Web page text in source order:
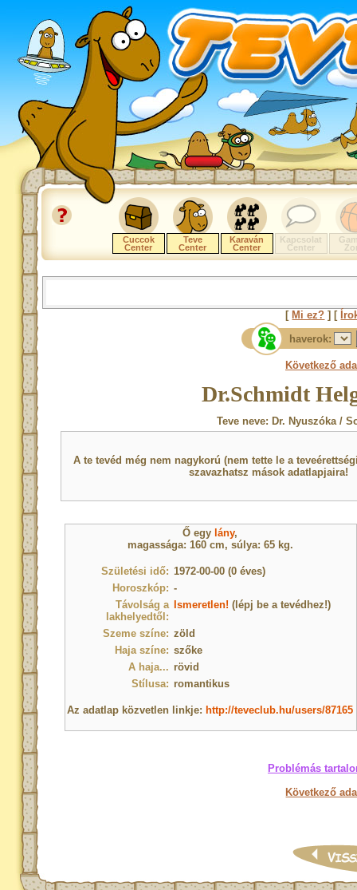
Cuccok
Center
Teve
Center
Karaván
Center
Kapcsolat
Center
[ Mi ez? ] [
haverok:
Következő
Dr.Schmidt
Teve neve: Dr. Nyuszóka /
A te tevéd még nem nagykorú (nem tette le a
szavazhatsz mások adatlapjaira!
Ő egy lány,
magassága: 160 cm, súlya: 65 kg.
Születési idő: 1972-00-00 (0 éves)
Horoszkóp: -
Távolság a
lakhelyedtől:
Ismeretlen! (lépj be a tevédhez!)
Szeme színe: zöld
Haja színe: szőke
A haja... rövid
Stílusa: romantikus
Az adatlap közvetlen linkje: http://teveclub.hu/users/87165
Problémás
Következő